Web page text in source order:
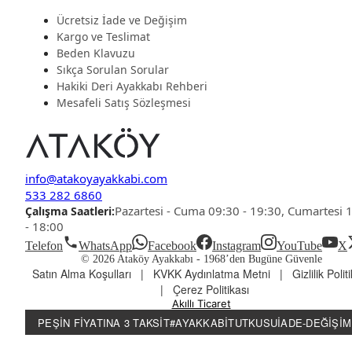
Ücretsiz İade ve Değişim
Kargo ve Teslimat
Beden Klavuzu
Sıkça Sorulan Sorular
Hakiki Deri Ayakkabı Rehberi
Mesafeli Satış Sözleşmesi
info@atakoyayakkabi.com
533 282 6860
Çalışma Saatleri:Pazartesi - Cuma 09:30 - 19:30, Cumartesi
- 18:00
Telefon WhatsApp Facebook Instagram YouTube X
© 2026 Ataköy Ayakkabı - 1968’den Bugüne Güvenle
Satın Alma Koşulları | KVKK Aydınlatma Metni |
Gizlilik
|
Çerez Politikası
Akıllı Ticaret
PEŞIN FIYATINA 3 TAKSIT#AYAKKABITUTKUSUİADE-DEĞIŞIM